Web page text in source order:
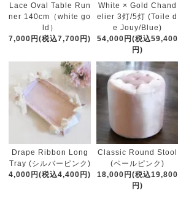
Lace Oval Table Run
ner 140cm（white go
ld）
7,000円(税込7,700円)
White × Gold Chand
elier 3灯/5灯 (Toile d
e Jouy/Blue)
54,000円(税込59,400
円)
Drape Ribbon Long
Tray (シルバーピンク)
4,000円(税込4,400円)
Classic Round Stool
(ペールピンク)
18,000円(税込19,800
円)